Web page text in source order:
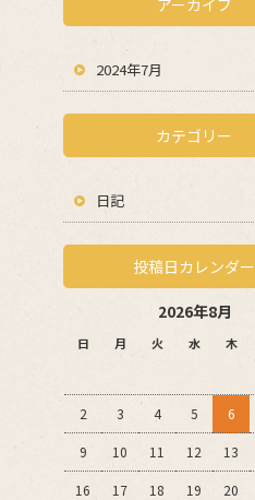
アーカイブ
2024年7月
カテゴリー
日記
投稿日カレンダー
2026年8月
日 月 火 水 木
2 3 4 5 6
9 10 11 12 13
16 17 18 19 20